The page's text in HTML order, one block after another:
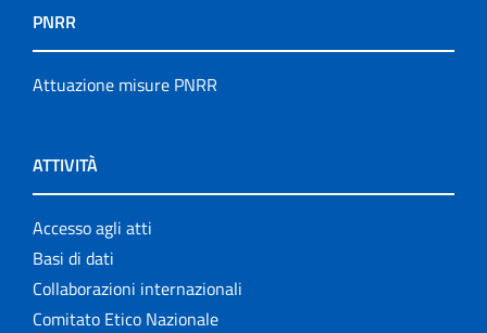
PNRR
Attuazione misure PNRR
ATTIVITÀ
Accesso agli atti
Basi di dati
Collaborazioni internazionali
Comitato Etico Nazionale